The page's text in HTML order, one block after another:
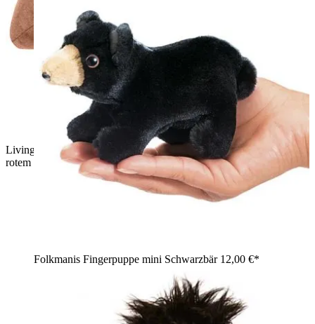
Living Puppets Handpuppe Anton Ameise mit geöffnetem
rotem Klappmaul
Folkmanis Fingerpuppe mini Schwarzbär 12,00 €*